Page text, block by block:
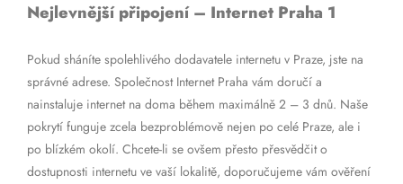
Nejlevnější připojení – Internet Praha 1
Pokud sháníte spolehlivého dodavatele internetu v Praze, jste na
správné adrese. Společnost Internet Praha vám doručí a
nainstaluje internet na doma během maximálně 2 – 3 dnů. Naše
pokrytí funguje zcela bezproblémově nejen po celé Praze, ale i
po blízkém okolí. Chcete-li se ovšem přesto přesvědčit o
dostupnosti internetu ve vaší lokalitě, doporučujeme vám ověření